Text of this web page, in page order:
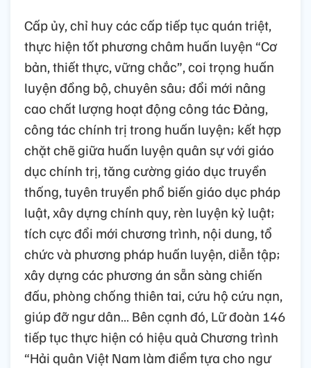
Cấp ủy, chỉ huy các cấp tiếp tục quán triệt,
thực hiện tốt phương châm huấn luyện “Cơ
bản, thiết thực, vững chắc”, coi trọng huấn
luyện đồng bộ, chuyên sâu; đổi mới nâng
cao chất lượng hoạt động công tác Đảng,
công tác chính trị trong huấn luyện; kết hợp
chặt chẽ giữa huấn luyện quân sự với giáo
dục chính trị, tăng cường giáo dục truyền
thống, tuyên truyền phổ biến giáo dục pháp
luật, xây dựng chính quy, rèn luyện kỷ luật;
tích cực đổi mới chương trình, nội dung, tổ
chức và phương pháp huấn luyện, diễn tập;
xây dựng các phương án sẵn sàng chiến
đấu, phòng chống thiên tai, cứu hộ cứu nạn,
giúp đỡ ngư dân… Bên cạnh đó, Lữ đoàn 146
tiếp tục thực hiện có hiệu quả Chương trình
“Hải quân Việt Nam làm điểm tựa cho ngư